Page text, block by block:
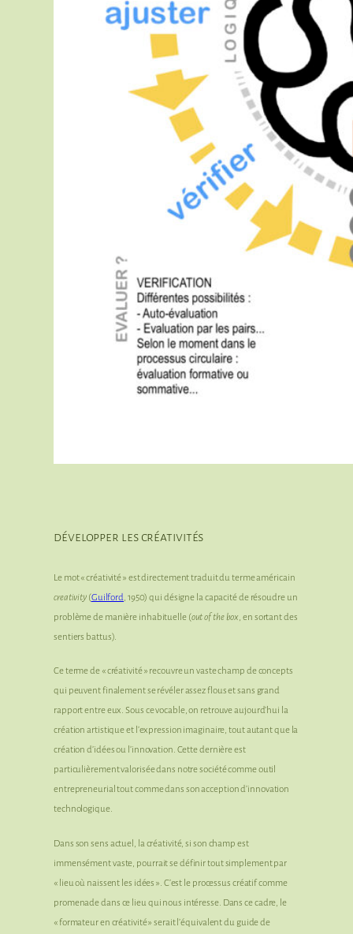
développer les créativités
Le mot « créativité » est directement traduit du terme américain
creativity (Guilford , 1950) qui désigne la capacité de résoudre un
problème de manière inhabituelle (out of the box , en sortant des
sentiers battus).
Ce terme de « créativité » recouvre un vaste champ de concepts
qui peuvent finalement se révéler assez flous et sans grand
rapport entre eux. Sous ce vocable, on retrouve aujourd’hui la
création artistique et l’expression imaginaire, tout autant que la
création d’idées ou l’innovation. Cette dernière est
particulièrement valorisée dans notre société comme outil
entrepreneurial tout comme dans son acception d’innovation
technologique.
Dans son sens actuel, la créativité, si son champ est
immensément vaste, pourrait se définir tout simplement par
« lieu où naissent les idées ». C’est le processus créatif comme
promenade dans ce lieu qui nous intéresse. Dans ce cadre, le
« formateur en créativité » serait l’équivalent du guide de